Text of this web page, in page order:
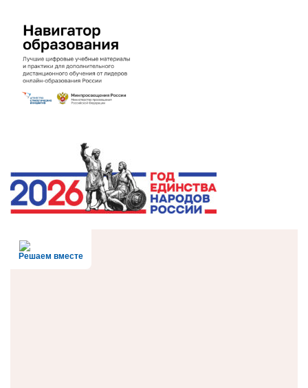
Решаем вместе